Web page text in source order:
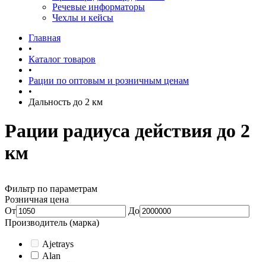
Речевые информаторы
Чехлы и кейсы
Главная
•
Каталог товаров
•
Рации по оптовым и розничным ценам
•
Дальность до 2 км
Рации радиуса действия до 2
км
Фильтр по параметрам
Розничная цена
От
До
Производитель (марка)
Ajetrays
Alan